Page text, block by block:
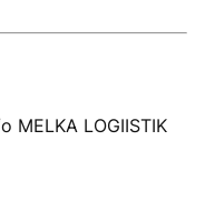
MELKA LOGIISTIK